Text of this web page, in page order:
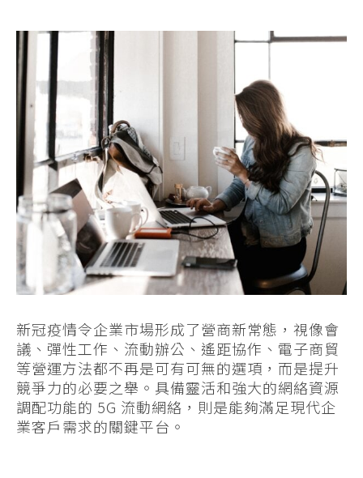
新冠疫情令企業市場形成了營商新常態，視像會
議、彈性工作、流動辦公、遙距協作、電子商貿
等營運方法都不再是可有可無的選項，而是提升
競爭力的必要之舉。具備靈活和強大的網絡資源
調配功能的 5G 流動網絡，則是能夠滿足現代企
業客戶需求的關鍵平台。